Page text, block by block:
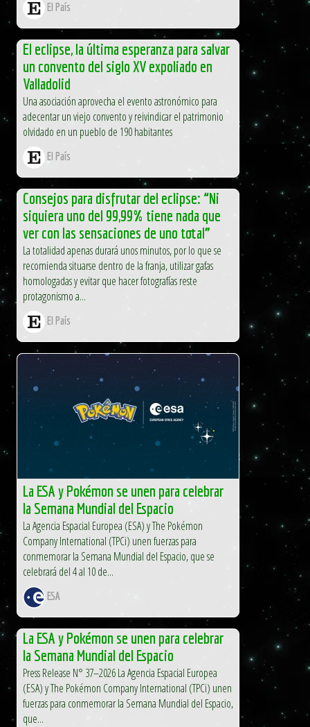
El País
El eclipse, la última esperanza para salvar
un convento del siglo XV expoliado en
Valladolid
Una asociación aprovecha el evento astronómico para
adecentar un viejo convento y reivindicar el patrimonio
olvidado en un pueblo de 190 habitantes
El País
Consejos para disfrutar del eclipse: “Ni
siquiera uno del 99,99% tiene nada que
ver con las sensaciones de uno total”
La totalidad apenas durará unos minutos, por lo que se
recomienda situarse dentro de la franja, utilizar gafas
homologadas y evitar que hacer fotografías reste
protagonismo a...
El País
La ESA y Pokémon se unen para celebrar
la Semana Mundial del Espacio
La Agencia Espacial Europea (ESA) y The Pokémon
Company International (TPCi) unen fuerzas para
conmemorar la Semana Mundial del Espacio, que se
celebrará del 4 al 10 de...
ESA
La ESA y Pokémon se unen para celebrar
la Semana Mundial del Espacio
Press Release N° 37–2026 La Agencia Espacial Europea
(ESA) y The Pokémon Company International (TPCi) unen
fuerzas para conmemorar la Semana Mundial del Espacio,
que...